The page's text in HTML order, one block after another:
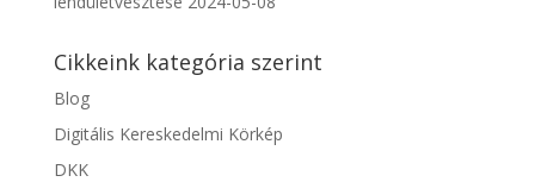
Cikkeink kategória szerint
Blog
Digitális Kereskedelmi Körkép
DKK